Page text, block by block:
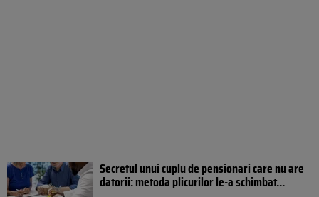
Secretul unui cuplu de pensionari care nu are
datorii: metoda plicurilor le-a schimbat...